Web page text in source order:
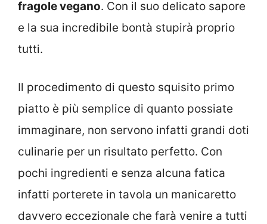
fragole vegano. Con il suo delicato sapore
e la sua incredibile bontà stupirà proprio
tutti.
Il procedimento di questo squisito primo
piatto è più semplice di quanto possiate
immaginare, non servono infatti grandi doti
culinarie per un risultato perfetto. Con
pochi ingredienti e senza alcuna fatica
infatti porterete in tavola un manicaretto
davvero eccezionale che farà venire a tutti